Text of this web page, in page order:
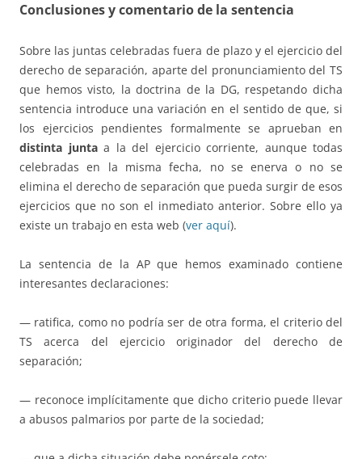
Conclusiones y comentario de la sentencia
Sobre las juntas celebradas fuera de plazo y el ejercicio del
derecho de separación, aparte del pronunciamiento del TS
que hemos visto, la doctrina de la DG, respetando dicha
sentencia introduce una variación en el sentido de que, si
los ejercicios pendientes formalmente se aprueban en
distinta juntaa la del ejercicio corriente, aunque todas
celebradas en la misma fecha, no se enerva o no se
elimina el derecho de separación que pueda surgir de esos
ejercicios que no son el inmediato anterior. Sobre ello ya
existe un trabajo en esta web (ver aquí).
La sentencia de la AP que hemos examinado contiene
interesantes declaraciones:
— ratifica, como no podría ser de otra forma, el criterio del
TS acerca del ejercicio originador del derecho de
separación;
— reconoce implícitamente que dicho criterio puede llevar
a abusos palmarios por parte de la sociedad;